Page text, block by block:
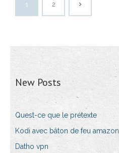
1 2
New Posts
Quest-ce que le prétexte
Kodi avec bâton de feu amazon
Datho vpn